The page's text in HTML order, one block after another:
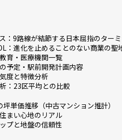
：9路線が結節する日本屈指のター
：進化を止めることのない商業の聖
育・医療機関一覧
予定・駅前開発計画内容
度と特徴分析
：23区平均との比較
単価推移（中古マンション推計）
まい心地のリアル
プと地盤の信頼性